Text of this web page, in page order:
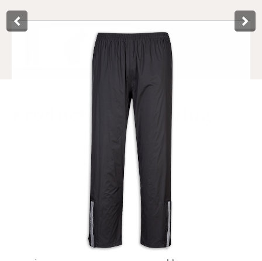
Product­omschrijving
With these black Dry and Go rain pants from Lynx in size L,
cycling through the rain is carefree. The rain pants are
waterproof, thanks to the nylon material and taped seams.
Not unimportantly, nylon has good breathability, which
ensures good ventilation. The rain pants are easy to put on
and take off thanks to the long zippers at the bottom of the
trouser legs. A velcro closure runs over this zipper for
maximum waterproofness. The openings of the legs can be
adjusted as desired with Velcro. For extra visibility in